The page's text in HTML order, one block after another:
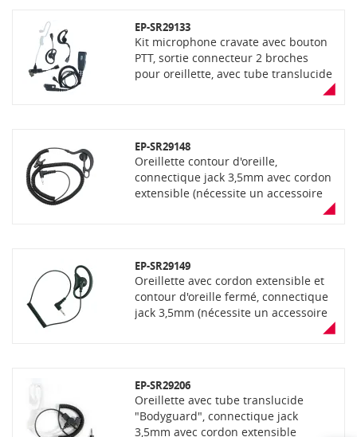
EP-SR29133
Kit microphone cravate avec bouton
PTT, sortie connecteur 2 broches
pour oreillette, avec tube translucide
"Bodyguard", contour d'oreille ouvert
broches
EP-SR29148
Oreillette contour d'oreille,
connectique jack 3,5mm avec cordon
extensible (nécessite un accessoire
EP-SR29149
Oreillette avec cordon extensible et
contour d'oreille fermé, connectique
jack 3,5mm (nécessite un accessoire
EP-SR29206
Oreillette avec tube translucide
"Bodyguard", connectique jack
3,5mm avec cordon extensible